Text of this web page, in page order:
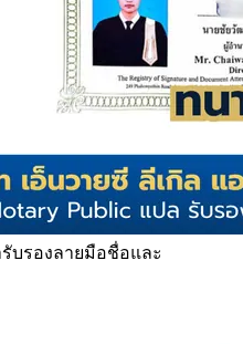
บรองลายมือชื่อและ